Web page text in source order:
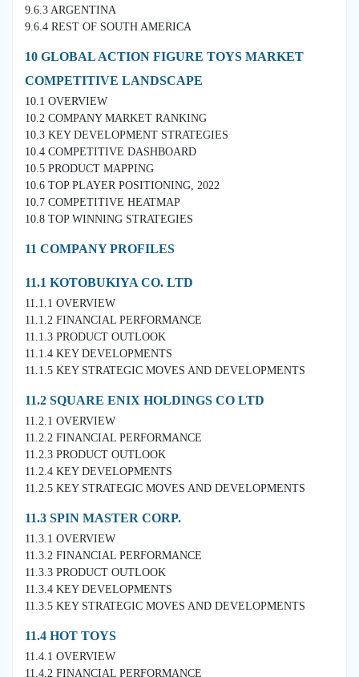
9.6.3 ARGENTINA
9.6.4 REST OF SOUTH AMERICA
10 GLOBAL ACTION FIGURE TOYS MARKET
COMPETITIVE LANDSCAPE
10.1 OVERVIEW
10.2 COMPANY MARKET RANKING
10.3 KEY DEVELOPMENT STRATEGIES
10.4 COMPETITIVE DASHBOARD
10.5 PRODUCT MAPPING
10.6 TOP PLAYER POSITIONING, 2022
10.7 COMPETITIVE HEATMAP
10.8 TOP WINNING STRATEGIES
11 COMPANY PROFILES
11.1 KOTOBUKIYA CO. LTD
11.1.1 OVERVIEW
11.1.2 FINANCIAL PERFORMANCE
11.1.3 PRODUCT OUTLOOK
11.1.4 KEY DEVELOPMENTS
11.1.5 KEY STRATEGIC MOVES AND DEVELOPMENTS
11.2 SQUARE ENIX HOLDINGS CO LTD
11.2.1 OVERVIEW
11.2.2 FINANCIAL PERFORMANCE
11.2.3 PRODUCT OUTLOOK
11.2.4 KEY DEVELOPMENTS
11.2.5 KEY STRATEGIC MOVES AND DEVELOPMENTS
11.3 SPIN MASTER CORP.
11.3.1 OVERVIEW
11.3.2 FINANCIAL PERFORMANCE
11.3.3 PRODUCT OUTLOOK
11.3.4 KEY DEVELOPMENTS
11.3.5 KEY STRATEGIC MOVES AND DEVELOPMENTS
11.4 HOT TOYS
11.4.1 OVERVIEW
11.4.2 FINANCIAL PERFORMANCE